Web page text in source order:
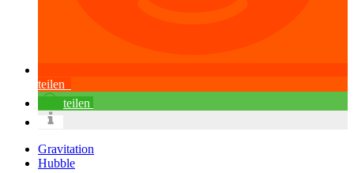
teilen
teilen
Gravitation
Hubble